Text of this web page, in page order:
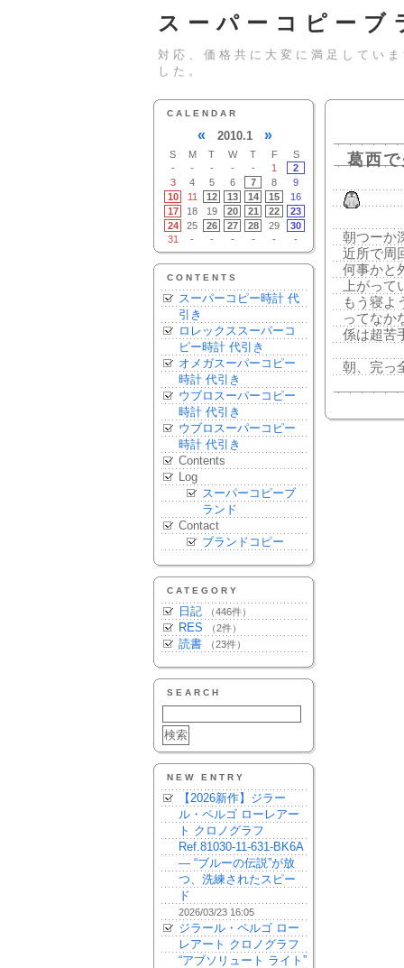
スーパーコピー
対応、価格共に大変に満足してい
した。
葛西
朝つーか
近所で周
何事かと
上がっ
もう寝よ
ってなか
係は超苦
朝、完っ
CALENDAR
« 2010.1 »
S M T W T F
S
-
- - - - 1
2
3
4 5 6 7 8
9
10
11 12 13 14 15
16
17
18 19 20 21 22
23
24
25 26 27 28 29
30
31
- - - - - -
CONTENTS
スーパーコピー時計 代
引き
ロレックススーパーコ
ピー時計 代引き
オメガスーパーコピー
時計 代引き
ウブロスーパーコピー
時計 代引き
ウブロスーパーコピー
時計 代引き
Contents
Log
スーパーコピーブ
ランド
Contact
ブランドコピー
CATEGORY
日記 （446件）
RES （2件）
読書 （23件）
SEARCH
NEW ENTRY
【2026新作】ジラー
ル・ペルゴ ローレアー
ト クロノグラフ
Ref.81030-11-631-BK6A
— “ブルーの伝説”が放
つ、洗練されたスピー
ド
2026/03/23 16:05
ジラール・ペルゴ ロー
レアート クロノグラフ
“アブソリュート ライト”